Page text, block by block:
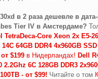
в 2 раза дешевле в
Tier IV в Амстердаме?
TetraDeca-Core Xeon 2x E5-
14C 64GB DDR4 4x960GB
$199 в Нидерландах! Dell
2.2Ghz 6C 128GB DDR3
- от $99! Читайте о том